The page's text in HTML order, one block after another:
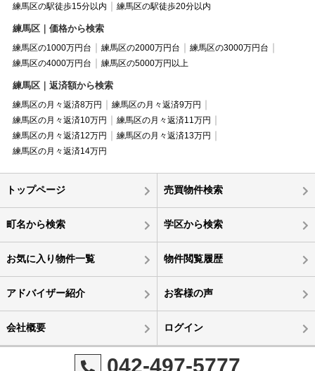
練馬区の駅徒歩15分以内
練馬区の駅徒歩20分以内
練馬区｜価格から検索
練馬区の1000万円台 練馬区の2000万円台
練馬区の3000万円台
練馬区の4000万円台
練馬区の5000万円以上
練馬区｜返済額から検索
練馬区の月々返済8万円
練馬区の月々返済9万円
練馬区の月々返済10万円
練馬区の月々返済11万円
練馬区の月々返済12万円
練馬区の月々返済13万円
練馬区の月々返済14万円
トップページ 売買物件検索
町名から検索 学区から検索
お気に入り物件一覧 物件閲覧履歴
アドバイザー紹介 お客様の声
会社概要 ログイン
042-497-5777